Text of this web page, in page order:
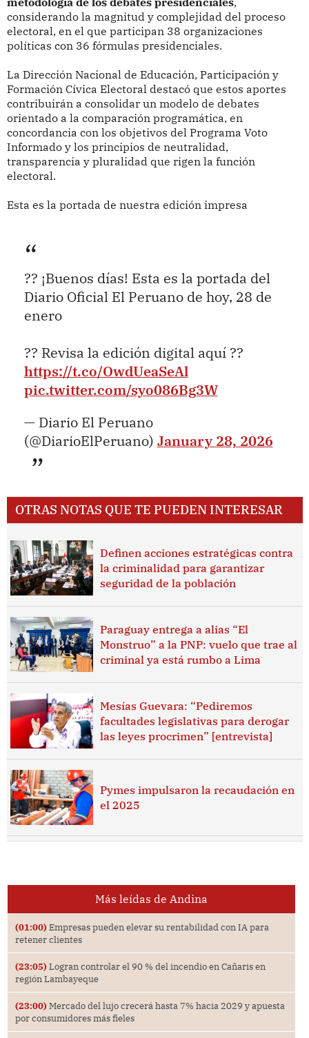
considerando la magnitud y complejidad del proceso
electoral, en el que participan 38 organizaciones
políticas con 36 fórmulas presidenciales.
La Dirección Nacional de Educación, Participación y
Formación Cívica Electoral destacó que estos aportes
contribuirán a consolidar un modelo de debates
orientado a la comparación programática, en
concordancia con los objetivos del Programa Voto
Informado y los principios de neutralidad,
transparencia y pluralidad que rigen la función
electoral.
Esta es la portada de nuestra edición impresa
?? ¡Buenos días! Esta es la portada del
Diario Oficial El Peruano de hoy, 28 de
enero
?? Revisa la edición digital aquí ??
https://t.co/OwdUeaSeAl
pic.twitter.com/syo086Bg3W
— Diario El Peruano
(@DiarioElPeruano) January 28, 2026
OTRAS NOTAS QUE TE PUEDEN INTERESAR
Definen acciones estratégicas contra
la criminalidad para garantizar
seguridad de la población
Paraguay entrega a alias “El
Monstruo” a la PNP: vuelo que trae al
criminal ya está rumbo a Lima
Mesías Guevara: “Pediremos
facultades legislativas para derogar
las leyes procrimen” [entrevista]
Pymes impulsaron la recaudación en
el 2025
Más leídas de Andina
(01:00) Empresas pueden elevar su rentabilidad con IA para
retener clientes
(23:05) Logran controlar el 90 % del incendio en Cañaris en
región Lambayeque
(23:00) Mercado del lujo crecerá hasta 7% hacia 2029 y apuesta
por consumidores más fieles